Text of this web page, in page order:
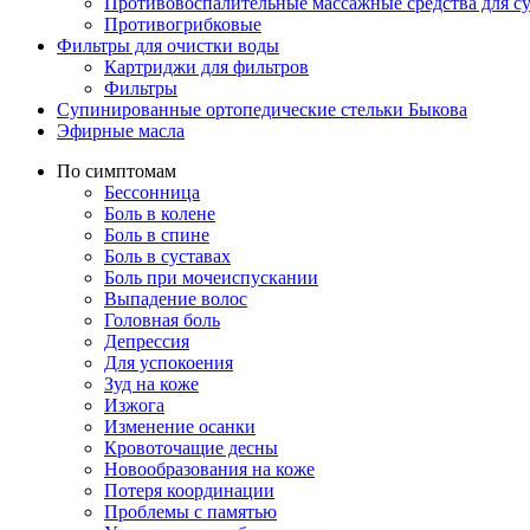
Противогрибковые
Фильтры для очистки воды
Картриджи для фильтров
Фильтры
Супинированные ортопедические стельки Быкова
Эфирные масла
По симптомам
Бессонница
Боль в колене
Боль в спине
Боль в суставах
Боль при мочеиспускании
Выпадение волос
Головная боль
Депрессия
Для успокоения
Зуд на коже
Изжога
Изменение осанки
Кровоточащие десны
Новообразования на коже
Потеря координации
Проблемы с памятью